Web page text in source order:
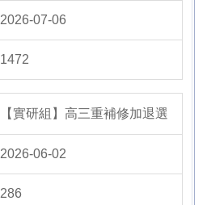
2026-07-06
1472
【實研組】高三重補修加退選
2026-06-02
286